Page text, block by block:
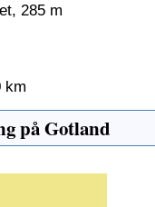
285 m
km
på Gotland